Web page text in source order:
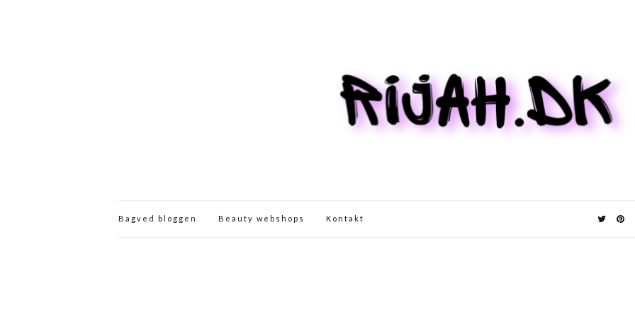
Bagved bloggen Beauty webshops Kontakt